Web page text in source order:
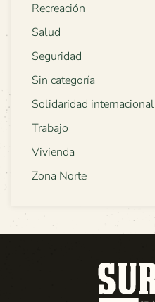
Recreación
Salud
Seguridad
Sin categoría
Solidaridad internacional
Trabajo
Vivienda
Zona Norte